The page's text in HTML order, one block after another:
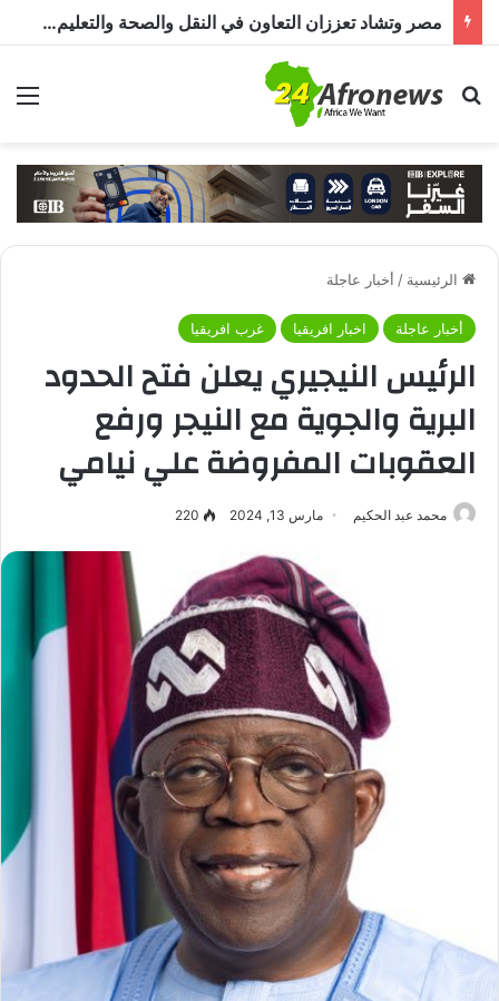
مصر وتشاد تعززان التعاون في النقل والصحة والتعليم والاستثمار خلال الدورة الرابعة للجنة المشتركة
بحث عن
الرئيسية / أخبار عاجلة
أخبار عاجلة اخبار افريقيا غرب افريقيا
الرئيس النيجيري يعلن فتح الحدود
البرية والجوية مع النيجر ورفع
العقوبات المفروضة علي نيامي
محمد عبد الحكيم مارس 13, 2024 220